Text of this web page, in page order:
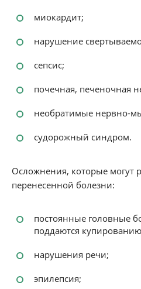
миокардит;
нарушение
сепсис;
почечная, печеночная
необратимые нервно-
судорожный синдром.
Осложнения, которые могут
перенесенной болезни:
постоянные головные
поддаются
нарушения речи;
эпилепсия;